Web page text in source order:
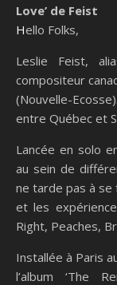
Love’ de Feist
Hello Folks,
Leslie Feist,
compositeur
(Nouvelle-
entre Québec et
Lancée en solo
au sein de
ne tarde pas à
et les
Right, Peaches,
Installée à Paris
l’album ‘The